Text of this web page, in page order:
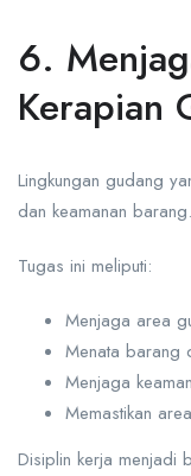
6.
Kerapian
Lingkungan gudang
dan keamanan barang.
Tugas ini meliputi:
Menjaga area
Menata barang
Menjaga
Memastikan
Disiplin kerja menjadi